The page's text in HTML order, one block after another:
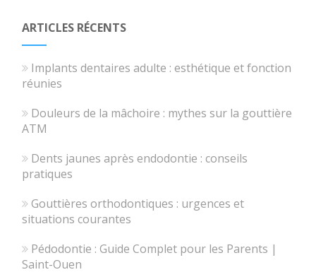
ARTICLES RÉCENTS
Implants dentaires adulte : esthétique et fonction
réunies
Douleurs de la mâchoire : mythes sur la gouttière
ATM
Dents jaunes après endodontie : conseils
pratiques
Gouttières orthodontiques : urgences et
situations courantes
Pédodontie : Guide Complet pour les Parents |
Saint-Ouen